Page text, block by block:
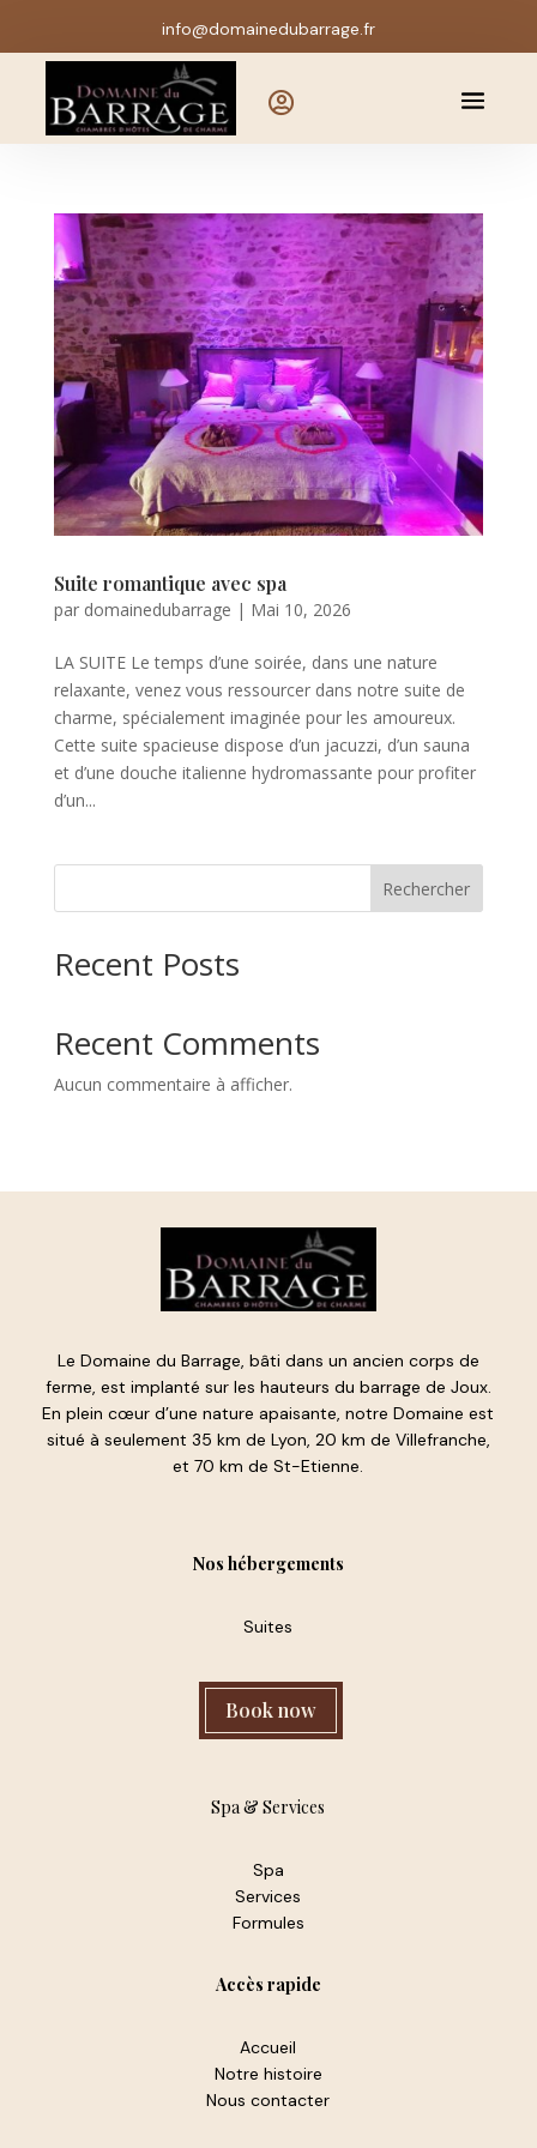
info@domainedubarrage.fr

Suite romantique avec spa
par domainedubarrage | Mai 10, 2026
LA SUITE Le temps d’une soirée, dans une nature
relaxante, venez vous ressourcer dans notre suite de
charme, spécialement imaginée pour les amoureux.
Cette suite spacieuse dispose d’un jacuzzi, d’un sauna
et d’une douche italienne hydromassante pour profiter
d’un...
Rechercher
Recent Posts
Recent Comments
Aucun commentaire à afficher.
Le Domaine du Barrage, bâti dans un ancien corps de
ferme, est implanté sur les hauteurs du barrage de Joux.
En plein cœur d’une nature apaisante, notre Domaine est
situé à seulement 35 km de Lyon, 20 km de Villefranche,
et 70 km de St-Etienne.
Nos hébergements
Suites
Book now
Spa & Services
Spa
Services
Formules
Accès rapide
Accueil
Notre histoire
Nous contacter